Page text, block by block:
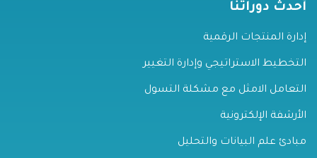
أحدث دوراتنا
إدارة المنتجات الرقمية
التخطيط الاستراتيجي وإدارة التغيير
التعامل الامثل مع مشكلة التسول
الأرشفة الإلكترونية
مبادئ علم البيانات والتحليل